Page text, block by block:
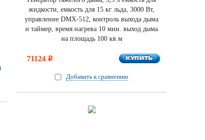
жидкости, емкость для 15 кг льда, 3000 Вт,
управление DMX-512, контроль выхода дыма
и таймер, время нагрева 10 мин. выход дыма
на площадь 100 кв.м
71124 i КУПИТЬ
КУПИТЬ
Добавить к сравнению